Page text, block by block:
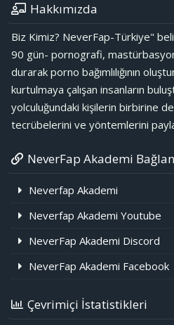
Hakkımızda
Biz Kimiz? NeverFap-Türkiye"
90 gün- pornografi,
durarak porno bağımlılığının
kurtulmaya çalışan insanların
yolculuğundaki kişilerin birbirine
tecrübelerini ve yöntemlerini
NeverFap Akademi
Neverfap Akademi
Neverfap Akademi Youtube
NeverFap Akademi Discord
NeverFap Akademi Facebook
Çevrimiçi İstatistikleri